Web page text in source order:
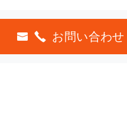
お問い合わせ